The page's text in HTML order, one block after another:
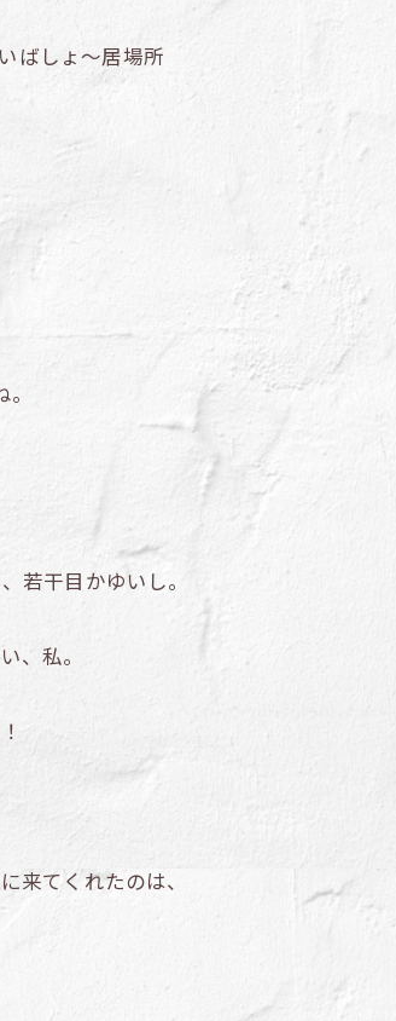
ばしょ～居場所
若干目かゆいし。
、私。
来てくれたのは、